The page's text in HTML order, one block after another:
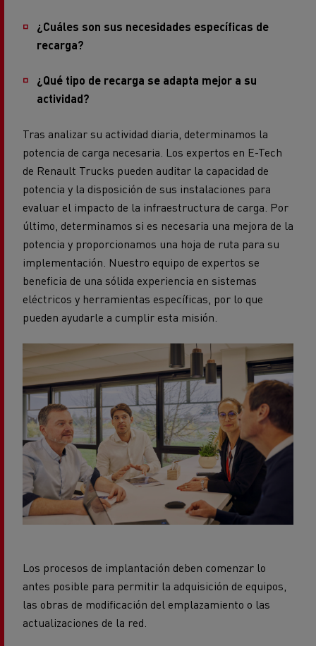
¿Cuáles son sus necesidades específicas de
recarga?
¿Qué tipo de recarga se adapta mejor a su
actividad?
Tras analizar su actividad diaria, determinamos la
potencia de carga necesaria. Los expertos en E-Tech
de Renault Trucks pueden auditar la capacidad de
potencia y la disposición de sus instalaciones para
evaluar el impacto de la infraestructura de carga. Por
último, determinamos si es necesaria una mejora de la
potencia y proporcionamos una hoja de ruta para su
implementación. Nuestro equipo de expertos se
beneficia de una sólida experiencia en sistemas
eléctricos y herramientas específicas, por lo que
pueden ayudarle a cumplir esta misión.
Los procesos de implantación deben comenzar lo
antes posible para permitir la adquisición de equipos,
las obras de modificación del emplazamiento o las
actualizaciones de la red.